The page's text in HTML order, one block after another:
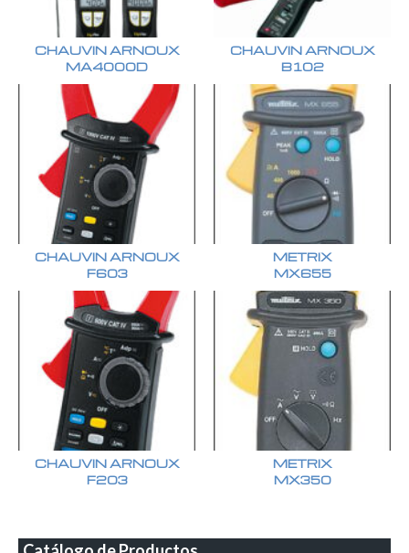
CHAUVIN ARNOUX
MA4000D
CHAUVIN ARNOUX
B102
CHAUVIN ARNOUX
F603
METRIX
MX655
CHAUVIN ARNOUX
F203
METRIX
MX350